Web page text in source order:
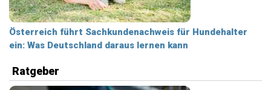
Österreich führt Sachkundenachweis für Hundehalter
ein: Was Deutschland daraus lernen kann
Ratgeber